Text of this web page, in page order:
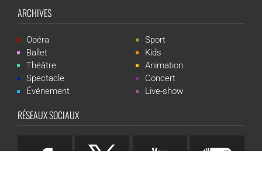
ARCHIVES
Opéra
Ballet
Théâtre
Spectacle
Événement
Sport
Kids
Animation
Concert
Live-show
RÉSEAUX SOCIAUX